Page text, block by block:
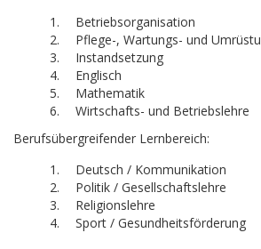
Betriebsorganisation
Pflege-, Wartungs- und
Instandsetzung
Englisch
Mathematik
Wirtschafts- und Betriebslehre
Berufsübergreifender Lernbereich:
Deutsch / Kommunikation
Politik / Gesellschaftslehre
Religionslehre
Sport / Gesundheitsförderung